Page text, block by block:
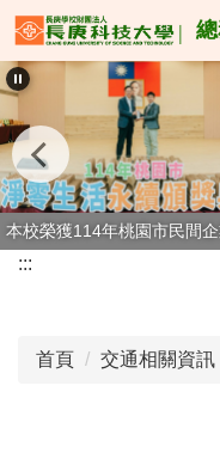
跳
到
主
內
容
區
本校榮獲114年桃園市民間
:::
首頁 交通相關資訊